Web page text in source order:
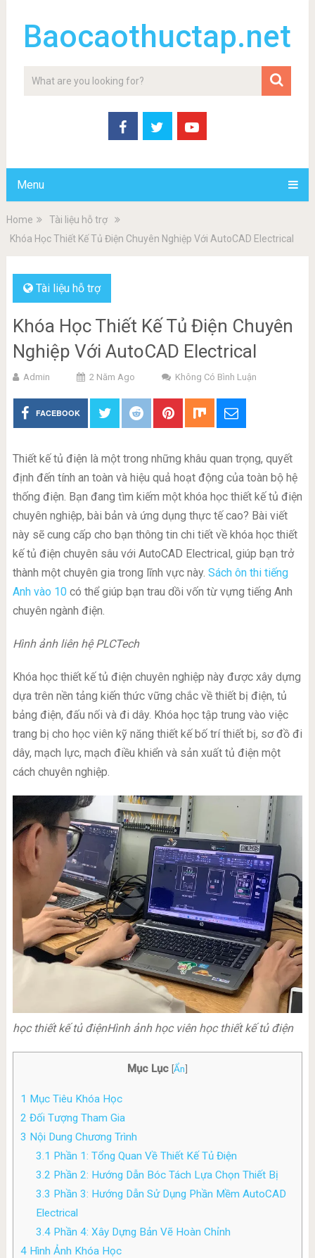
Baocaothuctap.net
Menu
Home
Tài liệu hỗ trợ
Khóa Học Thiết Kế Tủ Điện Chuyên Nghiệp Với AutoCAD Electrical
Tài liệu hỗ trợ
Khóa Học Thiết Kế Tủ Điện Chuyên
Nghiệp Với AutoCAD Electrical
Admin 2 Năm Ago Không Có Bình Luận
FACEBOOK
Thiết kế tủ điện là một trong những khâu quan trọng, quyết
định đến tính an toàn và hiệu quả hoạt động của toàn bộ hệ
thống điện. Bạn đang tìm kiếm một khóa học thiết kế tủ điện
chuyên nghiệp, bài bản và ứng dụng thực tế cao? Bài viết
này sẽ cung cấp cho bạn thông tin chi tiết về khóa học thiết
kế tủ điện chuyên sâu với AutoCAD Electrical, giúp bạn trở
thành một chuyên gia trong lĩnh vực này. Sách ôn thi tiếng
Anh vào 10có thể giúp bạn trau dồi vốn từ vựng tiếng Anh
chuyên ngành điện.
Hình ảnh liên hệ PLCTech
Khóa học thiết kế tủ điện chuyên nghiệp này được xây dựng
dựa trên nền tảng kiến thức vững chắc về thiết bị điện, tủ
bảng điện, đấu nối và đi dây. Khóa học tập trung vào việc
trang bị cho học viên kỹ năng thiết kế bố trí thiết bị, sơ đồ đi
dây, mạch lực, mạch điều khiển và sản xuất tủ điện một
cách chuyên nghiệp.
học thiết kế tủ điệnHình ảnh học viên học thiết kế tủ điện
Mục Lục [Ẩn]
1 Mục Tiêu Khóa Học
2 Đối Tượng Tham Gia
3 Nội Dung Chương Trình
3.1 Phần 1: Tổng Quan Về Thiết Kế Tủ Điện
3.2 Phần 2: Hướng Dẫn Bóc Tách Lựa Chọn Thiết Bị
3.3 Phần 3: Hướng Dẫn Sử Dụng Phần Mềm AutoCAD
Electrical
3.4 Phần 4: Xây Dựng Bản Vẽ Hoàn Chỉnh
4Hình Ảnh Khóa Học